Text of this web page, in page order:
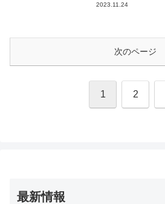
2023.11.24
次のページ
1 2
最新情報